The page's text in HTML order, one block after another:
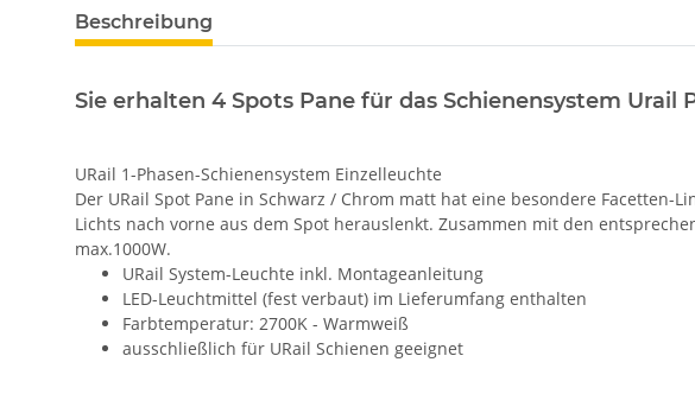
Beschreibung
Sie erhalten 4 Spots Pane für das Schienensystem Urail
URail 1-Phasen-Schienensystem Einzelleuchte
Der URail Spot Pane in Schwarz / Chrom matt hat eine besondere
Lichts nach vorne aus dem Spot herauslenkt. Zusammen mit den
max.1000W.
URail System-Leuchte inkl. Montageanleitung
LED-Leuchtmittel (fest verbaut) im Lieferumfang enthalten
Farbtemperatur: 2700K - Warmweiß
ausschließlich für URail Schienen geeignet